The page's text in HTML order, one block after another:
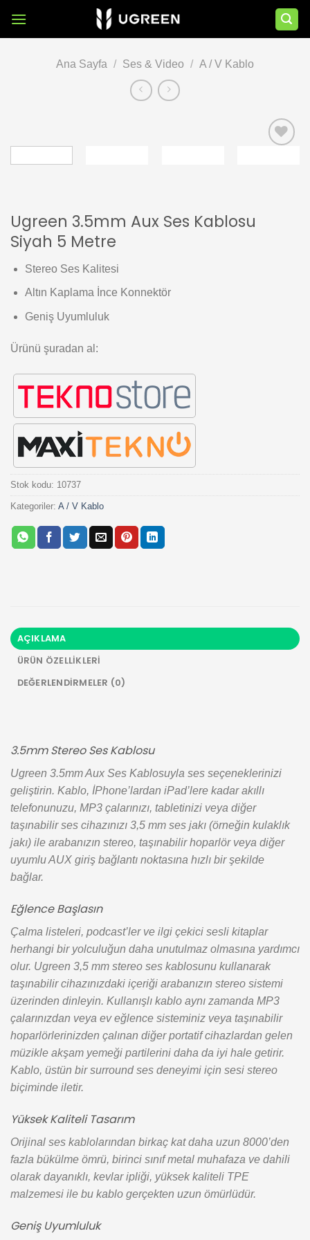
atla
Ana Sayfa / Ses & Video / A / V Kablo
Ugreen 3.5mm Aux Ses Kablosu
Siyah 5 Metre
Stereo Ses Kalitesi
Altın Kaplama İnce Konnektör
Geniş Uyumluluk
Ürünü şuradan al:
Stok kodu: 10737
Kategoriler: A / V Kablo
AÇIKLAMA
ÜRÜN ÖZELLIKLERI
DEĞERLENDIRMELER (0)
3.5mm Stereo Ses Kablosu
Ugreen 3.5mm Aux Ses Kablosuyla ses seçeneklerinizi
geliştirin. Kablo, İPhone’lardan iPad’lere kadar akıllı
telefonunuzu, MP3 çalarınızı, tabletinizi veya diğer
taşınabilir ses cihazınızı 3,5 mm ses jakı (örneğin kulaklık
jakı) ile arabanızın stereo, taşınabilir hoparlör veya diğer
uyumlu AUX giriş bağlantı noktasına hızlı bir şekilde
bağlar.
Eğlence Başlasın
Çalma listeleri, podcast’ler ve ilgi çekici sesli kitaplar
herhangi bir yolculuğun daha unutulmaz olmasına yardımcı
olur. Ugreen 3,5 mm stereo ses kablosunu kullanarak
taşınabilir cihazınızdaki içeriği arabanızın stereo sistemi
üzerinden dinleyin. Kullanışlı kablo aynı zamanda MP3
çalarınızdan veya ev eğlence sisteminiz veya taşınabilir
hoparlörlerinizden çalınan diğer portatif cihazlardan gelen
müzikle akşam yemeği partilerini daha da iyi hale getirir.
Kablo, üstün bir surround ses deneyimi için sesi stereo
biçiminde iletir.
Yüksek Kaliteli Tasarım
Orijinal ses kablolarından birkaç kat daha uzun 8000’den
fazla bükülme ömrü, birinci sınıf metal muhafaza ve dahili
olarak dayanıklı, kevlar ipliği, yüksek kaliteli TPE
malzemesi ile bu kablo gerçekten uzun ömürlüdür.
Geniş Uyumluluk